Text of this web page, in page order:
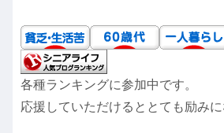
各種ランキングに参加中です。
応援していただけるととても励みに